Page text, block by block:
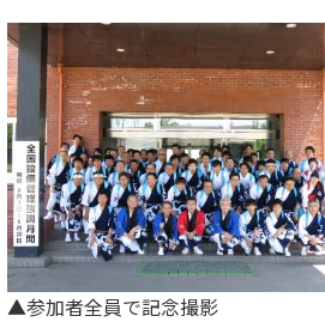
▲参加者全員で記念撮影